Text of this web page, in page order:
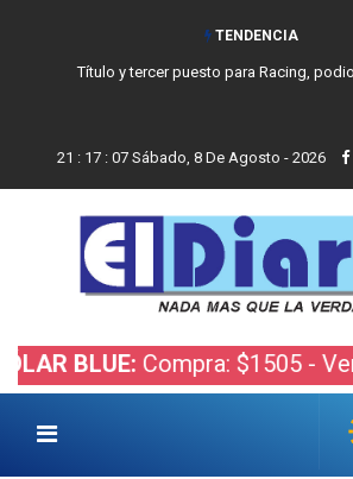
TENDENCIA
Título y tercer puesto para Racing,
21 : 17 : 08 Sábado, 8 De Agosto - 2026
Compra: $1505 - Venta: